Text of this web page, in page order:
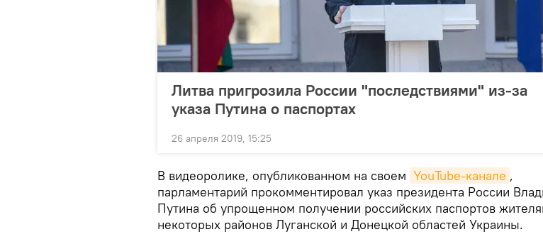
Литва пригрозила России "последствиями" из-за
указа Путина о паспортах
26 апреля 2019, 15:25
В видеоролике, опубликованном на своем YouTube-канале ,
парламентарий прокомментировал указ президента России
Путина об упрощенном получении российских паспортов
некоторых районов Луганской и Донецкой областей Украины.